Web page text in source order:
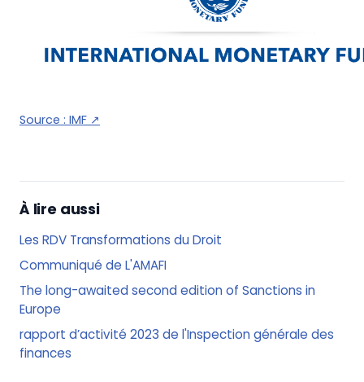
Source : IMF ↗
À lire aussi
Les RDV Transformations du Droit
Communiqué de L'AMAFI
The long-awaited second edition of Sanctions in
Europe
rapport d’activité 2023 de l'Inspection générale des
finances